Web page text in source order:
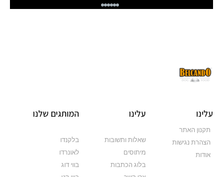
עלינו
תקנון האתר
הצהרת נגישות
אודות
עלינו
שאלות ותשובות
מיתוסים
בלוג הכתבות
המותגים שלנו
בלקנדו
לאונרדו
בווי דוג